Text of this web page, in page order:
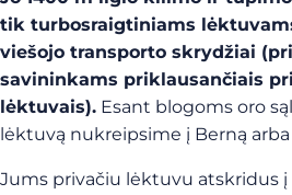
tik turbosraigtiniams
viešojo transporto skrydžiai
savininkams priklausančiais
lėktuvais). Esant blogoms oro
lėktuvą nukreipsime į Berną arba
Jums privačiu lėktuvu atskridus į